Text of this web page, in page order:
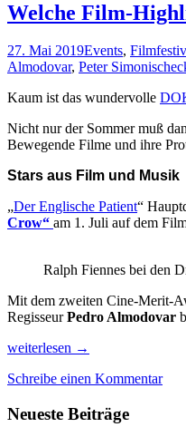
Welche Film-
27. Mai 2019Events,
Almodovar, Peter
Kaum ist das wundervolle
Nicht nur der Sommer muß
Bewegende Filme und ihre
Stars aus Film und Musik
„Der Englische Patient“
Crow“ am 1. Juli auf dem
Ralph Fiennes bei den
Mit dem zweiten Cine-Merit-
RegisseurPedro Almodovar
Welche
Highlights
das
weiterlesen →
Schreibe einen Kommentar
Neueste Beiträge